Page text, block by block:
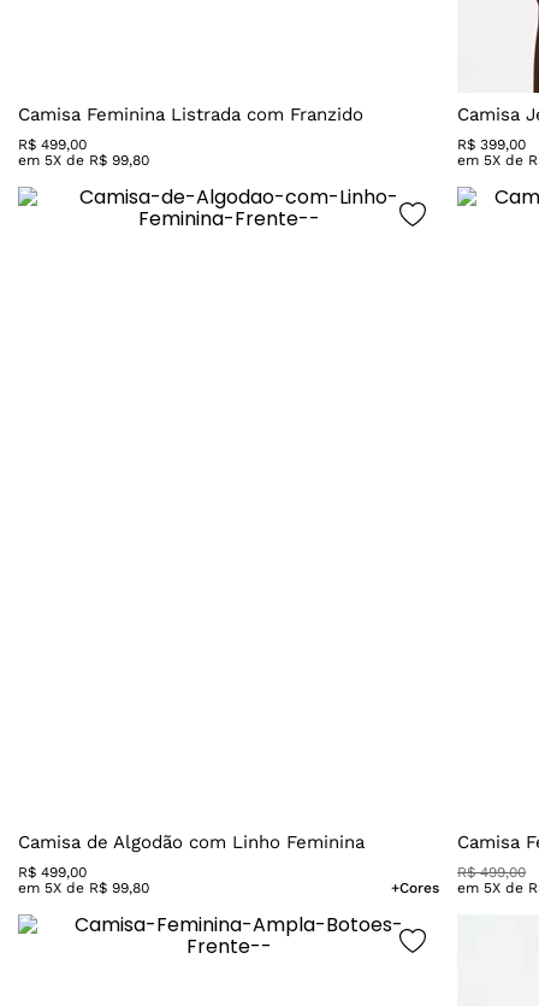
Camisa Feminina Listrada com Franzido
R$ 499,00
em 5X de R$ 99,80
Camisa
R$ 399,00
em 5X de
Camisa de Algodão com Linho Feminina
R$ 499,00
em 5X de R$ 99,80 +Cores
Camisa
R$ 499,00
em 5X de